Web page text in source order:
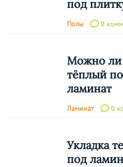
под
Полы 0
Можно ли
тёплый
ламинат
Ламинат 0
Укладка
под